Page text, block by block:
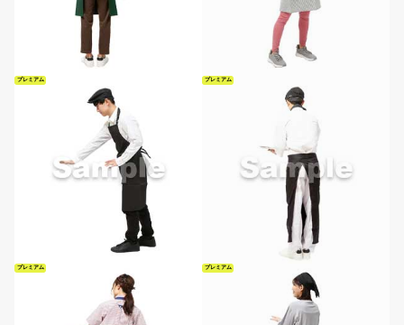
プレミアム プレミアム
プレミアム プレミアム